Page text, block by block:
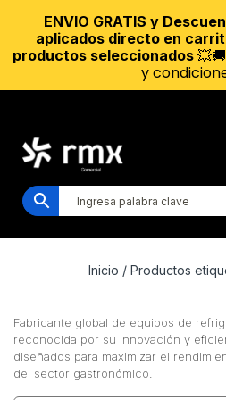
Inicio / Productos
Fabricante global de equipos de
reconocida por su innovación y
diseñados para maximizar el
del sector gastronómico.
ENVIO GRATIS y
aplicados directo en
productos seleccionados
y